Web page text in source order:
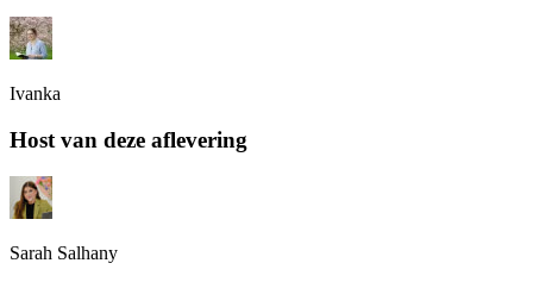
Ivanka
Host van deze aflevering
Sarah Salhany